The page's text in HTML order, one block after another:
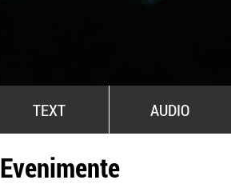
TEXT AUDIO
Evenimente